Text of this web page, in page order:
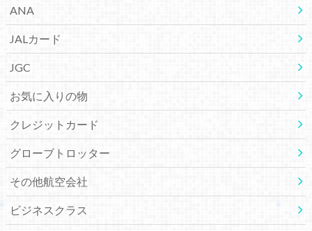
ANA
JALカード
JGC
お気に入りの物
クレジットカード
グローブトロッター
その他航空会社
ビジネスクラス